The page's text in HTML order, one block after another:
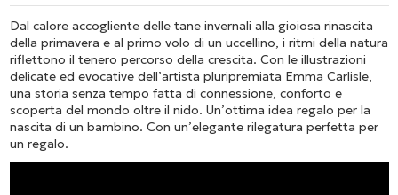
Dal calore accogliente delle tane invernali alla gioiosa rinascita
della primavera e al primo volo di un uccellino, i ritmi della natura
riflettono il tenero percorso della crescita. Con le illustrazioni
delicate ed evocative dell’artista pluripremiata Emma Carlisle,
una storia senza tempo fatta di connessione, conforto e
scoperta del mondo oltre il nido. Un’ottima idea regalo per la
nascita di un bambino. Con un’elegante rilegatura perfetta per
un regalo.